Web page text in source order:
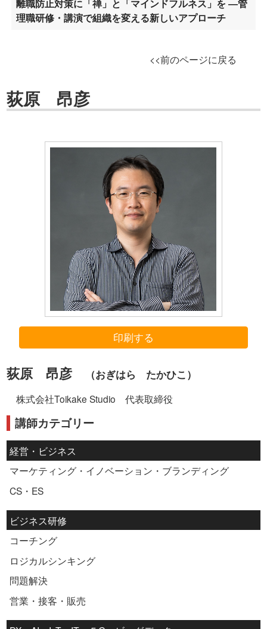
離職防止対策に「禅」と「マインドフルネス」を ―管
理職研修・講演で組織を変える新しいアプローチ
<<前のページに戻る
荻原 昂彦
印刷する
荻原 昂彦 （おぎはら たかひこ）
株式会社Toikake Studio 代表取締役
講師カテゴリー
経営・ビジネス
マーケティング・イノベーション・ブランディング
CS・ES
ビジネス研修
コーチング
ロジカルシンキング
問題解決
営業・接客・販売